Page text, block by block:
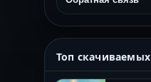
Топ скачиваемых